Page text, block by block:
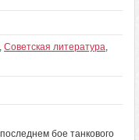
, Советская литература,
бое танкового